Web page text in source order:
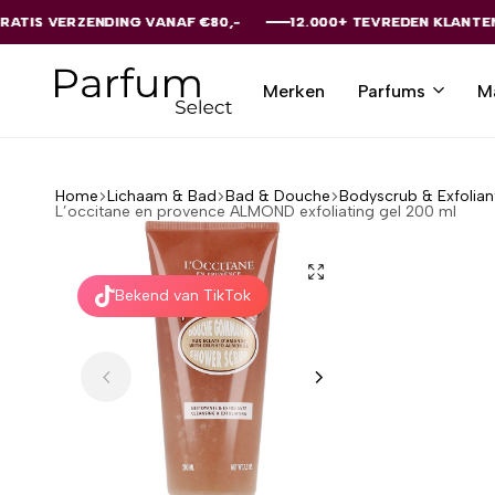
VANAF €80,- 12.000+ TEVREDEN KLANTEN
VANAF €80,- 12.000+ TEVREDEN KLANTEN
VANAF €80,- 12.000+ TEVREDEN KLANTEN
VANAF €80,- 12.000+ TEVREDEN KLANTEN
VANAF €80,- 12.000+ TEVREDEN KLANTEN
Merken Parfums
Home Lichaam & Bad Bad & Douche Bodyscrub &
L’occitane en provence ALMOND exfoliating gel 200 ml
Bekend van TikTok